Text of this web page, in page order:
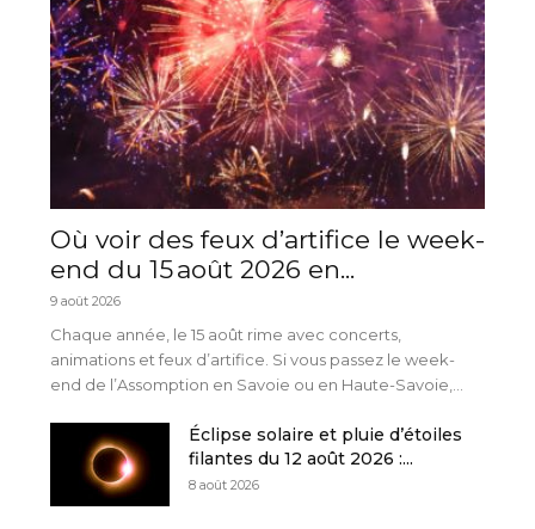
Où voir des feux d’artifice le week-
end du 15 août 2026 en...
9 août 2026
Chaque année, le 15 août rime avec concerts,
animations et feux d’artifice. Si vous passez le week-
end de l’Assomption en Savoie ou en Haute-Savoie,...
Éclipse solaire et pluie d’étoiles
filantes du 12 août 2026 :...
8 août 2026